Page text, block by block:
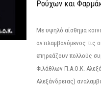
Ρούχων και
Με υψηλό αίσθημα
αντιλαμβανόμενος τις
επηρεάζουν πολλούς
Φιλάθλων Π.Α.Ο.Κ.
Αλεξάνδρειας)